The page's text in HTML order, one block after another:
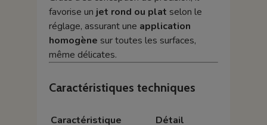
favorise un jet rond ou plat selon le
réglage, assurant une application
homogène sur toutes les surfaces,
même délicates.
Caractéristiques techniques
Caractéristique Détail